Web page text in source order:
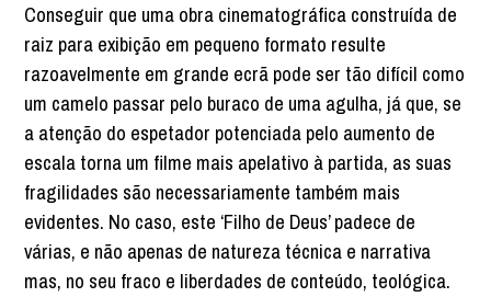
Conseguir que uma obra cinematográfica construída de
raiz para exibição em pequeno formato resulte
razoavelmente em grande ecrã pode ser tão difícil como
um camelo passar pelo buraco de uma agulha, já que, se
a atenção do espetador potenciada pelo aumento de
escala torna um filme mais apelativo à partida, as suas
fragilidades são necessariamente também mais
evidentes. No caso, este ‘Filho de Deus’ padece de
várias, e não apenas de natureza técnica e narrativa
mas, no seu fraco e liberdades de conteúdo, teológica.